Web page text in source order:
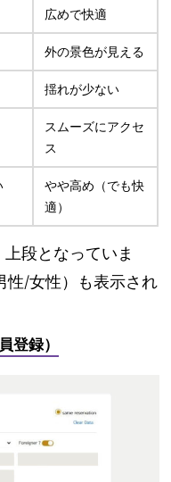
広めで快適
外の景色が見える
揺れが少ない
スムーズにアクセ
ス
やや高め（でも快
適）
上段となっていま
性/女性）も表示され
登録）